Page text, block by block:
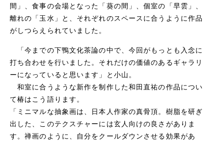
間」、食事の会場となっ た「葵の間」、個室の「早雲」、
離れの「玉水」と、それぞれのスペースに合うように作品
がしつらえられていました。
「今までの下鴨文化茶論の中で、今回がもっとも入念に
打ち合わせを行いました。それだけの価値のあるギャラリ
ーになっていると思います」と小山。
和室に合うような新作を制作した和田直祐の作品につい
て椿はこう語ります。
「ミニマルな抽象画は、日本人作家の真骨頂。樹脂を研ぎ
出した、このテクスチャーには玄人向けの良さがありま
す。禅画のように、自分をクールダウンさせる効果があ